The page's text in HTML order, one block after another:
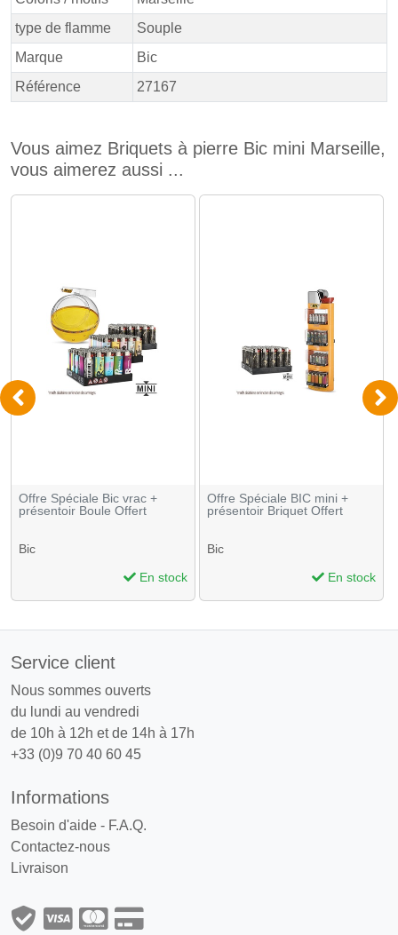
type de flamme
Souple
Marque
Bic
Référence
27167
Vous aimez Briquets à pierre Bic mini Marseille,
vous aimerez aussi ...
Offre Spéciale Bic vrac +
présentoir Boule Offert
Bic
En stock
Offre Spéciale BIC mini +
présentoir Briquet Offert
Bic
En stock
Service client
Nous sommes ouverts
du lundi au vendredi
de 10h à 12h et de 14h à 17h
+33 (0)9 70 40 60 45
Informations
Besoin d'aide - F.A.Q.
Contactez-nous
Livraison